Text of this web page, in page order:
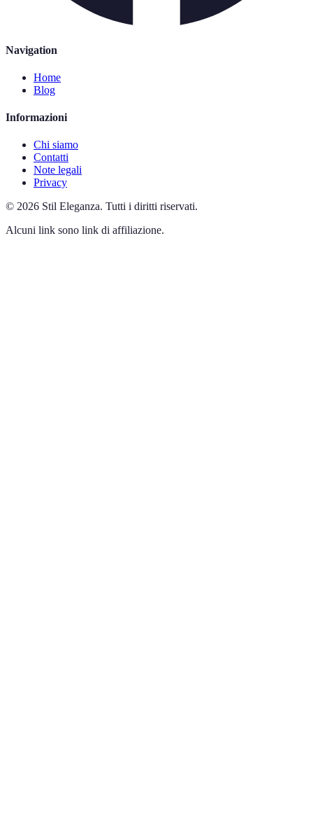
Navigation
Home
Blog
Informazioni
Chi siamo
Contatti
Note legali
Privacy
© 2026 Stil Eleganza. Tutti i diritti riservati.
Alcuni link sono link di affiliazione.